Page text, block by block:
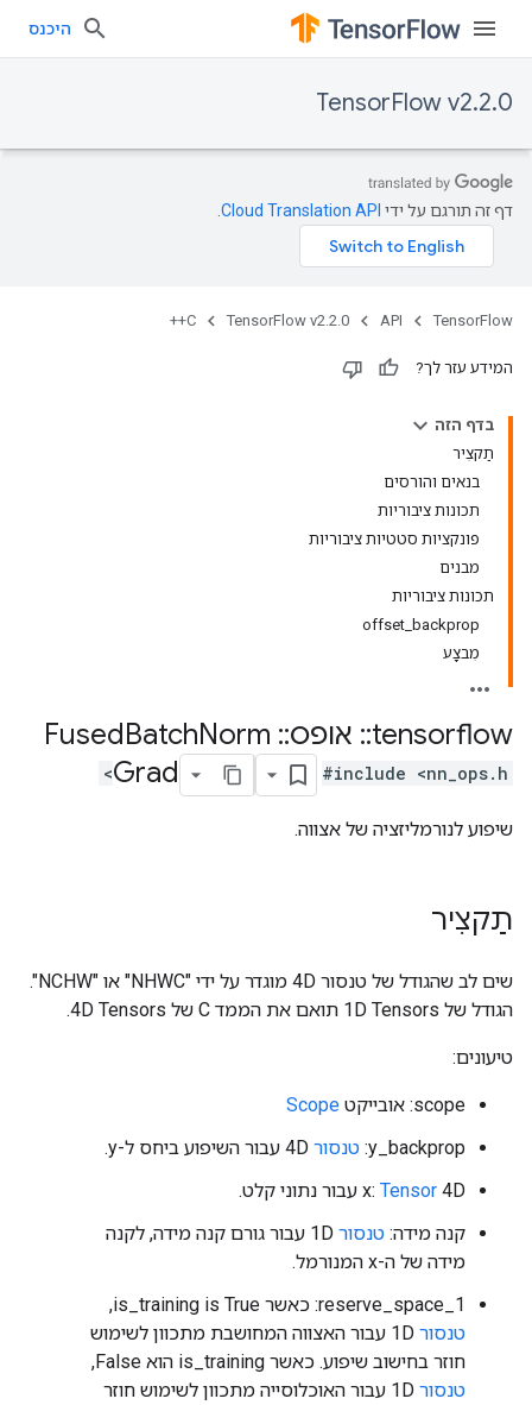
היכנס
TensorFlow v2.2.0
דף זה תורגם על ידי Cloud Translation API
TensorFlow
API
TensorFlow v2.2.0
C++
המידע עזר לך?
בדף הזה
תַקצִיר
בנאים והורסים
תכונות ציבוריות
פונקציות סטטיות ציבוריות
מבנים
תכונות ציבוריות
offset_backprop
מִבצָע
tensorflow
:: אופס::
BatchNorm
Grad
#include <nn_ops.h>
שיפוע לנורמליזציה של אצווה.
תַקצִיר
שים לב שהגודל של טנסור 4D מוגדר על ידי "NHWC" או "NCHW".
הגודל של 1D Tensors תואם את הממד C של 4D Tensors.
טיעונים:
scope: אובייקט
Scope
y_backprop: טנסור
x: Tensor 4D עבור נתוני קלט.
קנה מידה: טנסור
1D עבור גורם קנה מידה, לקנה
מידה של ה-x המנורמל.
reserve_space_1: כאשר is_training is True,
טנסור
1D עבור האצווה המחושבת מתכוון לשימוש
חוזר בחישוב שיפוע. כאשר is_training הוא False,
טנסור
1D עבור האוכלוסייה מתכוון לשימוש חוזר